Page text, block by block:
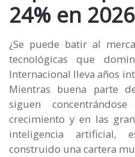
24% en 2026
¿Se puede batir al
tecnológicas que
Internacional lleva años
Mientras buena parte
siguen
crecimiento y en las
inteligencia artificial,
construido una cartera